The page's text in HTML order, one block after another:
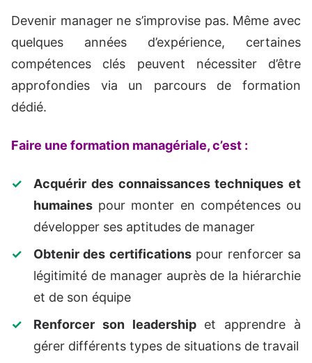
Devenir manager ne s’improvise pas. Même avec
quelques années d’expérience, certaines
compétences clés peuvent nécessiter d’être
approfondies via un parcours de formation
dédié.
Faire une formation managériale, c’est :
Acquérir des connaissances techniques et
humaines pour monter en compétences ou
développer ses aptitudes de manager
Obtenir des certificationspour renforcer sa
légitimité de manager auprès de la hiérarchie
et de son équipe
Renforcer son leadership et apprendre à
gérer différents types de situations de travail